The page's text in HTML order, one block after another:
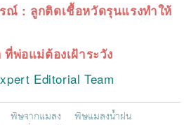
: ลูกติดเชื้อหวัดรุนแรงทำให้
พ่อแม่ต้องเฝ้าระวัง
Editorial Team
พิษจากแมลง
พิษแมลงน้ำฝน